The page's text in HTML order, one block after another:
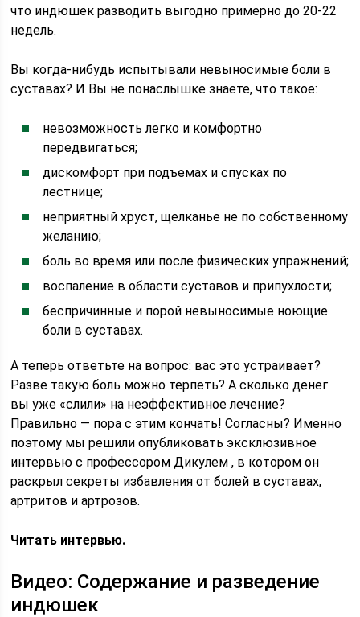
что индюшек разводить выгодно примерно до 20-22
недель.
Вы когда-нибудь испытывали невыносимые боли в
суставах? И Вы не понаслышке знаете, что такое:
невозможность легко и комфортно
передвигаться;
дискомфорт при подъемах и спусках по
лестнице;
неприятный хруст, щелканье не по собственному
желанию;
боль во время или после физических упражнений;
воспаление в области суставов и припухлости;
беспричинные и порой невыносимые ноющие
боли в суставах.
А теперь ответьте на вопрос: вас это устраивает?
Разве такую боль можно терпеть? А сколько денег
вы уже «слили» на неэффективное лечение?
Правильно — пора с этим кончать! Согласны? Именно
поэтому мы решили опубликовать эксклюзивное
интервью с профессором Дикулем , в котором он
раскрыл секреты избавления от болей в суставах,
артритов и артрозов.
Читать интервью.
Видео: Содержание и разведение
индюшек